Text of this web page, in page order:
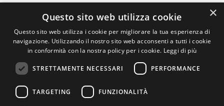
×
Questo sito web utilizza cookie
Questo sito web utilizza i cookie per migliorare la tua esperienza di
navigazione. Utilizzando il nostro sito web acconsenti a tutti i cookie
in conformità con la nostra policy per i cookie. Leggi di più
STRETTAMENTE NECESSARI PERFORMANCE
TARGETING FUNZIONALITÀ